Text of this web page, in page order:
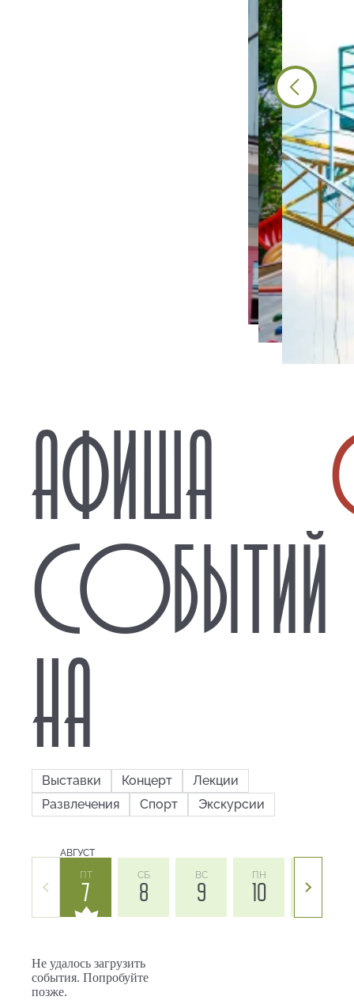
АФИША
СОБЫТИЙ
НА
Выставки Концерт
Лекции
Развлечения
Спорт Экскурсии
АВГУСТ
ПТ
7
СБ
8
ВС
9
ПН
10 11
Не удалось загрузить
события. Попробуйте
позже.